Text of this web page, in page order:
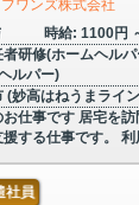
ワンズ株式会社
時給: 1100円
研修(ホームヘル
ルパー)
(妙高はねうまライ
仕事です 居宅を
援する仕事です。
社員